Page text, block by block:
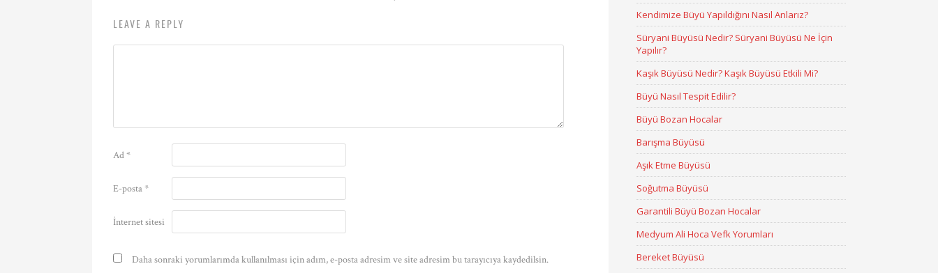
LEAVE A REPLY
Ad*
E-posta*
İnternet sitesi
Daha sonraki yorumlarımda kullanılması için adım, e-posta adresim ve site adresim bu tarayıcıya kaydedilsin.
Kendimize Büyü Yapıldığını Nasıl Anlarız?
Süryani Büyüsü Nedir? Süryani Büyüsü Ne İçin
Yapılır?
Kaşık Büyüsü Nedir? Kaşık Büyüsü Etkili Mi?
Büyü Nasıl Tespit Edilir?
Büyü Bozan Hocalar
Barışma Büyüsü
Aşık Etme Büyüsü
Soğutma Büyüsü
Garantili Büyü Bozan Hocalar
Medyum Ali Hoca Vefk Yorumları
Bereket Büyüsü